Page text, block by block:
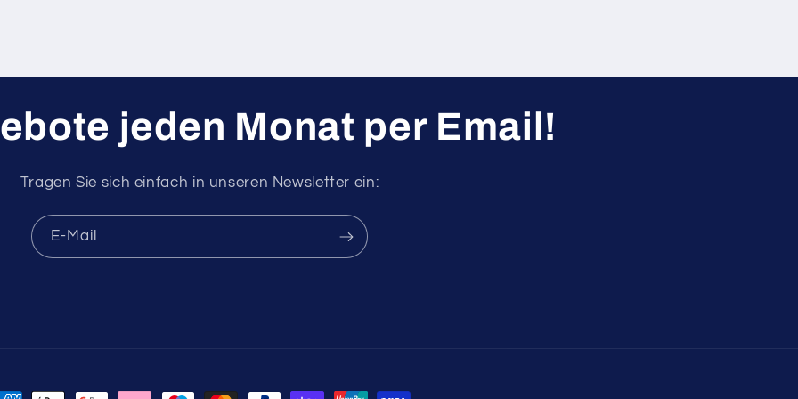
jeden Monat per Email!
Tragen Sie sich einfach in unseren Newsletter ein:
E-Mail